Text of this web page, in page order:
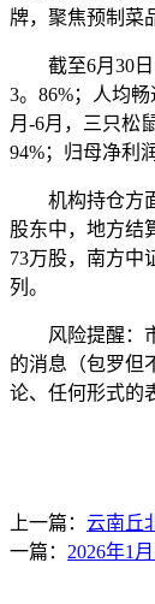
牌，聚焦预制菜
截至6月30日
3。86%；人均畅
月-6月，三只松
94%；归母净利
机构持仓方面
股东中，地方结
73万股，南方中
列。
风险提醒：市
的消息（包罗但
论、任何形式的
上一篇： 云南丘
一篇： 2026年1